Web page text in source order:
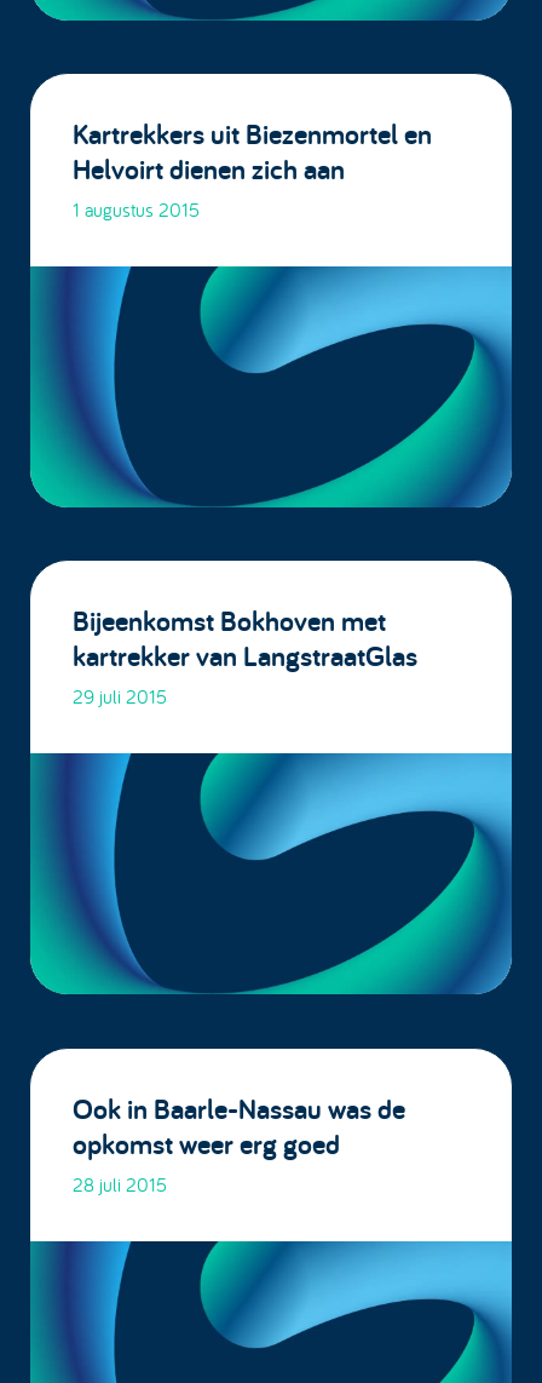
Kartrekkers uit Biezenmortel en
Helvoirt dienen zich aan
1 augustus 2015
Bijeenkomst Bokhoven met
kartrekker van LangstraatGlas
29 juli 2015
Ook in Baarle-Nassau was de
opkomst weer erg goed
28 juli 2015